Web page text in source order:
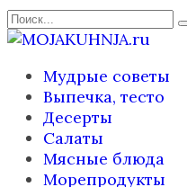
Перейти
к
Search
for:
Мудрые советы
Выпечка, тесто
Десерты
Салаты
Мясные блюда
Морепродукты